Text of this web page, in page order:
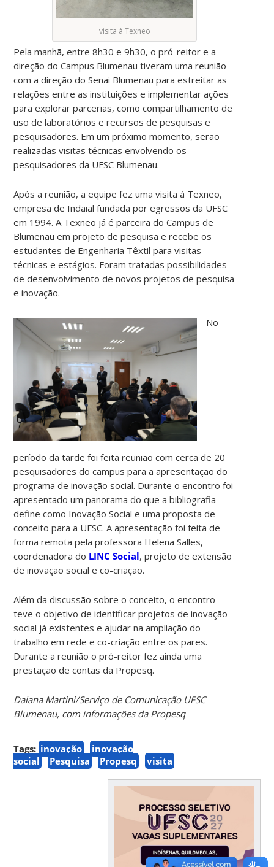
visita à Texneo
Pela manhã, entre 8h30 e 9h30, o pró-reitor e a
direção do Campus Blumenau tiveram uma reunião
com a direção do Senai Blumenau para estreitar as
relações entre as instituições e implementar ações
para explorar parcerias, como compartilhamento de
uso de laboratórios e recursos de pesquisas e
pesquisadores. Em um próximo momento, serão
realizadas visitas técnicas envolvendo os
pesquisadores da UFSC Blumenau.
Após a reunião, a equipe fez uma visita à Texneo,
empresa de Indaial fundada por egressos da UFSC
em 1994. A Texneo já é parceira do Campus de
Blumenau em projeto de pesquisa e recebe os
estudantes de Engenharia Têxtil para visitas
técnicas e estágios. Foram tratadas possibilidades
de desenvolvimento de novos projetos de pesquisa
e inovação.
No
período da tarde foi feita reunião com cerca de 20
pesquisadores do campus para a apresentação do
programa de inovação social. Durante o encontro foi
apresentado um panorama do que a bibliografia
define como Inovação Social e uma proposta de
conceito para a UFSC. A apresentação foi feita de
forma remota pela professora Helena Salles,
coordenadora do LINC Social, projeto de extensão
de inovação social e co-criação.
Além da discussão sobre o conceito, o encontro
teve o objetivo de identificar projetos de inovação
social já existentes e ajudar na ampliação do
trabalho em rede e co-criação entre os pares.
Durante a reunião o pró-reitor fez aindauma
prestação de contas da Propesq.
Daiana Martini/Serviço de Comunicação UFSC
Blumenau, com informações da Propesq
Tags: inovação
inovação
social
Pesquisa Propesq visita